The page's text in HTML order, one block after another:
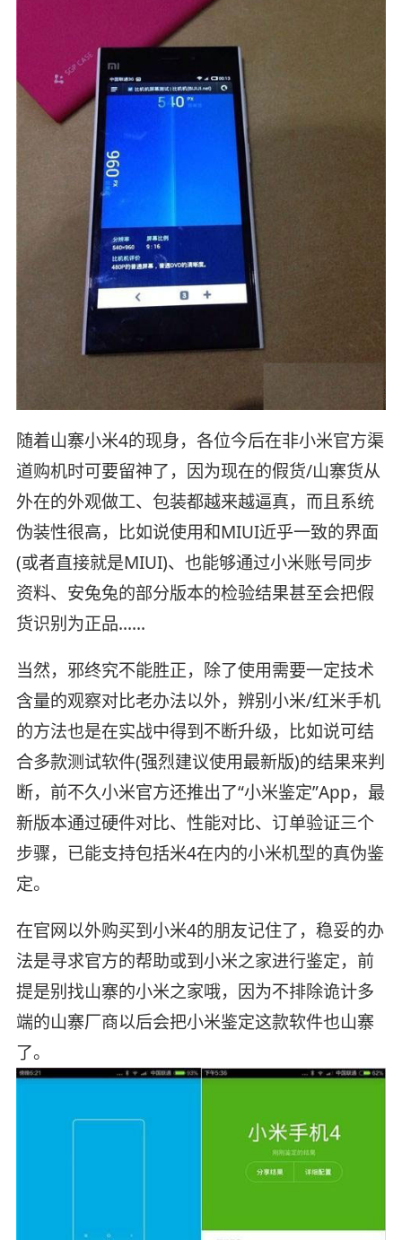
随着山寨小米4的现身，各位今后在非小米官方渠
道购机时可要留神了，因为现在的假货/山寨货从
外在的外观做工、包装都越来越逼真，而且系统
伪装性很高，比如说使用和MIUI近乎一致的界面
(或者直接就是MIUI)、也能够通过小米账号同步
资料、安兔兔的部分版本的检验结果甚至会把假
货识别为正品……
当然，邪终究不能胜正，除了使用需要一定技术
含量的观察对比老办法以外，辨别小米/红米手机
的方法也是在实战中得到不断升级，比如说可结
合多款测试软件(强烈建议使用最新版)的结果来判
断，前不久小米官方还推出了“小米鉴定”App，最
新版本通过硬件对比、性能对比、订单验证三个
步骤，已能支持包括米4在内的小米机型的真伪鉴
定。
在官网以外购买到小米4的朋友记住了，稳妥的办
法是寻求官方的帮助或到小米之家进行鉴定，前
提是别找山寨的小米之家哦，因为不排除诡计多
端的山寨厂商以后会把小米鉴定这款软件也山寨
了。